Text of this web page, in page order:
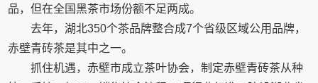
品，但在全国黑茶市场份额不足两成。
去年，湖北350个茶品牌整合成7个省级区域公用品牌，
赤壁青砖茶是其中之一。
抓住机遇，赤壁市成立茶叶协会，制定赤壁青砖茶从种